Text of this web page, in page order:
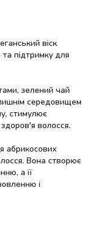
віск
та підтримку для
зелений чай
середовищем
стимулює
волосся.
абрикосових
Вона створює
а її
і